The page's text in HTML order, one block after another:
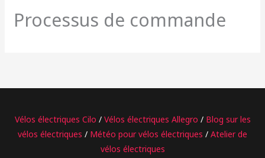
Processus de commande
Vélos électriques Cilo / Vélos électriques Allegro / Blog sur les
vélos électriques / Météo pour vélos électriques / Atelier de
vélos électriques